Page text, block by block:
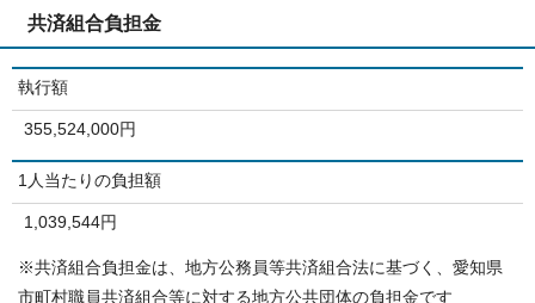
共済組合負担金
執行額
355,524,000円
1人当たりの負担額
1,039,544円
※共済組合負担金は、地方公務員等共済組合法に基づく、愛知県
市町村職員共済組合等に対する地方公共団体の負担金です